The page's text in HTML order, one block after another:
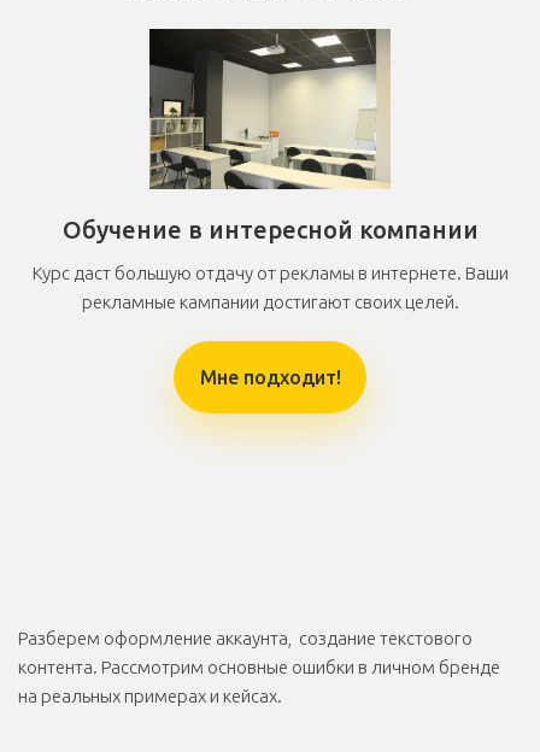
Обучение в интересной компании
Курс даст большую отдачу от рекламы в интернете. Ваши
рекламные кампании достигают своих целей.
Мне подходит!
Разберем оформление аккаунта, создание текстового
контента. Рассмотрим основные ошибки в личном бренде
на реальных примерах и кейсах.